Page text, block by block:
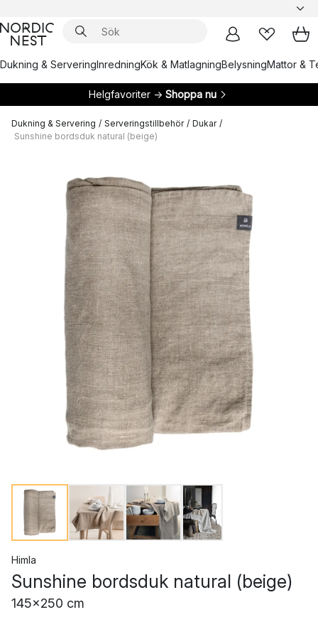
Dukning & ServeringInredningKök & MatlagningBelysningMattor &
Helgfavoriter → Shoppa nu
Dukning & Servering / Serveringstillbehör / Dukar /
Sunshine bordsduk natural (beige)
Himla
Sunshine bordsduk natural (beige)
145x250 cm